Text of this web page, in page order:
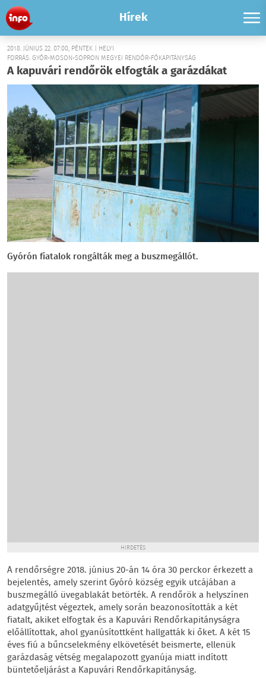
Hírek
2018. JÚNIUS 22. 07:00, PÉNTEK | HELYI
FORRÁS: GYŐR-MOSON-SOPRON MEGYEI RENDŐR-FŐKAPITÁNYSÁG
A kapuvári rendőrök elfogták a garázdákat
Gyórón fiatalok rongálták meg a buszmegállót.
HIRDETÉS
A rendőrségre 2018. június 20-án 14 óra 30 perckor érkezett a
bejelentés, amely szerint Gyóró község egyik utcájában a
buszmegálló üvegablakát betörték. A rendőrök a helyszínen
adatgyűjtést végeztek, amely során beazonosították a két
fiatalt, akiket elfogtak és a Kapuvári Rendőrkapitányságra
előállítottak, ahol gyanúsítottként hallgatták ki őket. A két 15
éves fiú a bűncselekmény elkövetését beismerte, ellenük
garázdaság vétség megalapozott gyanúja miatt indított
büntetőeljárást a Kapuvári Rendőrkapitányság.